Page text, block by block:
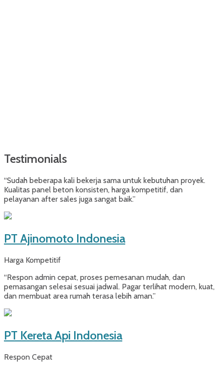
Testimonials
“Sudah beberapa kali bekerja sama untuk kebutuhan proyek.
Kualitas panel beton konsisten, harga kompetitif, dan
pelayanan after sales juga sangat baik.”
PT Ajinomoto Indonesia
Harga Kompetitif
“Respon admin cepat, proses pemesanan mudah, dan
pemasangan selesai sesuai jadwal. Pagar terlihat modern, kuat,
dan membuat area rumah terasa lebih aman.”
PT Kereta Api Indonesia
Respon Cepat